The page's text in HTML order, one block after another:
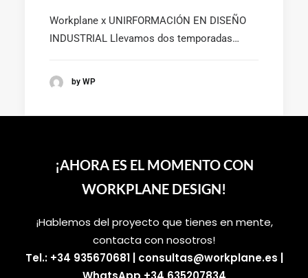
SUSCRÍBETE A LA WORKPLANE NEWS!
Workplane x UNIRFORMACIÓN EN DISEÑO
INDUSTRIAL Llevamos dos temporadas…
by WP
¡AHORA ES EL MOMENTO CON
WORKPLANE DESIGN!
¡Hablemos del proyecto que tienes en mente,
contacta con nosotros!
Tel.: +34 935670681| consultas@workplane.es